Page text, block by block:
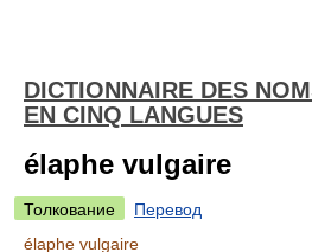
DICTIONNAIRE DES
EN CINQ LANGUES
élaphe vulgaire
Толкование
Перевод
élaphe vulgaire